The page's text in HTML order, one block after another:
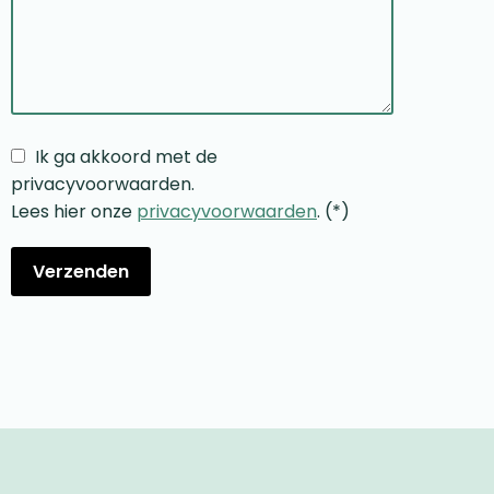
Ik ga akkoord met de
privacyvoorwaarden.
Lees hier onze privacyvoorwaarden. (*)